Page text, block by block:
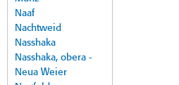
Naaf
Nachtweid
Nasshaka
Nasshaka, obera -
Neua Weier